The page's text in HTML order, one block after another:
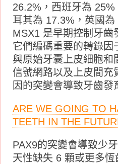
26.2%，西班牙為
耳其為 17.3%，英國為
MSX1 是早期控制牙齒
它們編碼重要的轉錄因
與原始牙囊上皮細胞和
信號網路以及上皮間充
因的突變會導致牙齒發
ARE WE GOING TO
TEETH IN THE
PAX9的突變會導致少
天性缺失 6 顆或更多